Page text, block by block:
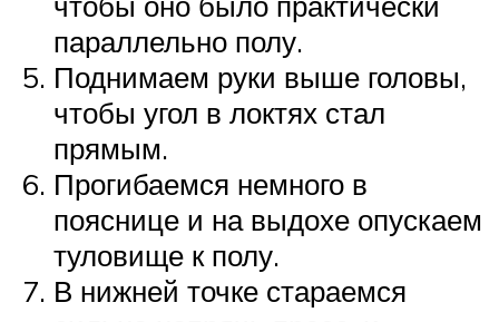
параллельно полу.
Поднимаем руки выше головы,
чтобы угол в локтях стал
прямым.
Прогибаемся немного в
пояснице и на выдохе опускаем
туловище к полу.
В нижней точке стараемся